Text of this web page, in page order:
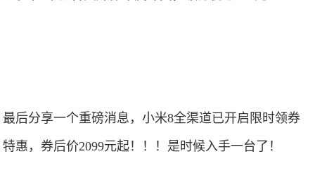
最后分享一个重磅消息，小米8全渠道已开启限时领券
特惠，券后价2099元起！！！是时候入手一台了！